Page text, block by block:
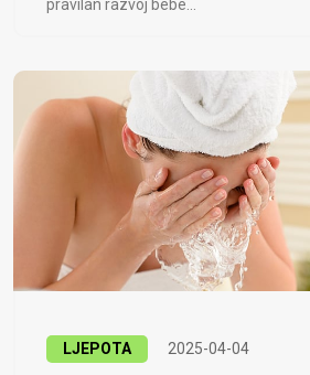
pravilan razvoj bebe...
LJEPOTA 2025-04-04